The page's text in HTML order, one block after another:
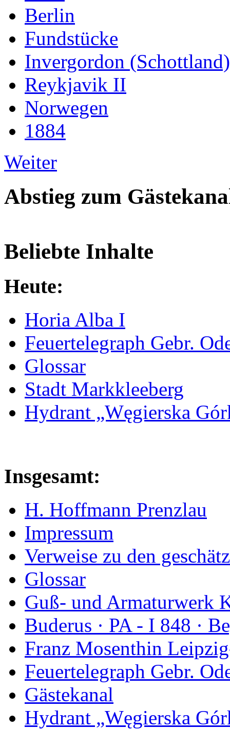
Berlin
Fundstücke
Invergordon (Schottland)
Reykjavik II
Norwegen
1884
Weiter
Abstieg zum
Beliebte Inhalte
Heute:
Horia Alba I
Feuertelegraph Gebr.
Glossar
Stadt Markkleeberg
Hydrant „Węgierska
Insgesamt:
H. Hoffmann Prenzlau
Impressum
Verweise zu den
Glossar
Guß- und Armaturwerk
Buderus · PA - I 848 ·
Franz Mosenthin
Feuertelegraph Gebr.
Gästekanal
Hydrant „Węgierska